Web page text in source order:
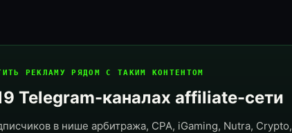
РЕКЛАМУ РЯДОМ С ТАКИМ КОНТЕНТОМ
Telegram-каналах affiliate-сети
в нише арбитража, CPA, iGaming, Nutra, Crypto,